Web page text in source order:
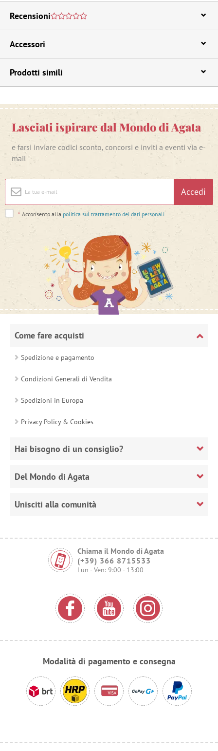
Recensioni
Accessori
Prodotti simili
Lasciati ispirare dal Mondo di Agata
e farsi inviare codici sconto, concorsi e inviti a eventi via e-
mail
Accedi
* Acconsento alla politica sul trattamento dei dati personali
Come fare acquisti
Spedizione e pagamento
Condizioni Generali di Vendita
Spedizioni in Europa
Privacy Policy & Cookies
Hai bisogno di un consiglio?
Del Mondo di Agata
Unisciti alla comunità
Chiama il Mondo di Agata
(+39) 366 8715533
Lun - Ven: 9:00 - 13:00
Modalità di pagamento e consegna